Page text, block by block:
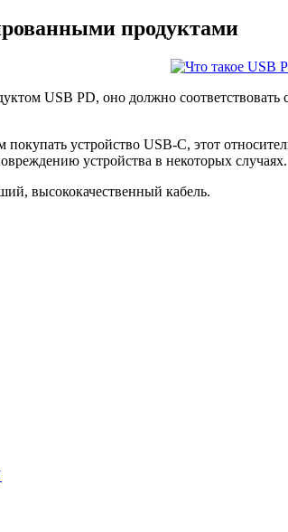
продуктами
USB PD, оно должно
устройство USB-C, этот
устройства в некоторых случаях.
высококачественный кабель.